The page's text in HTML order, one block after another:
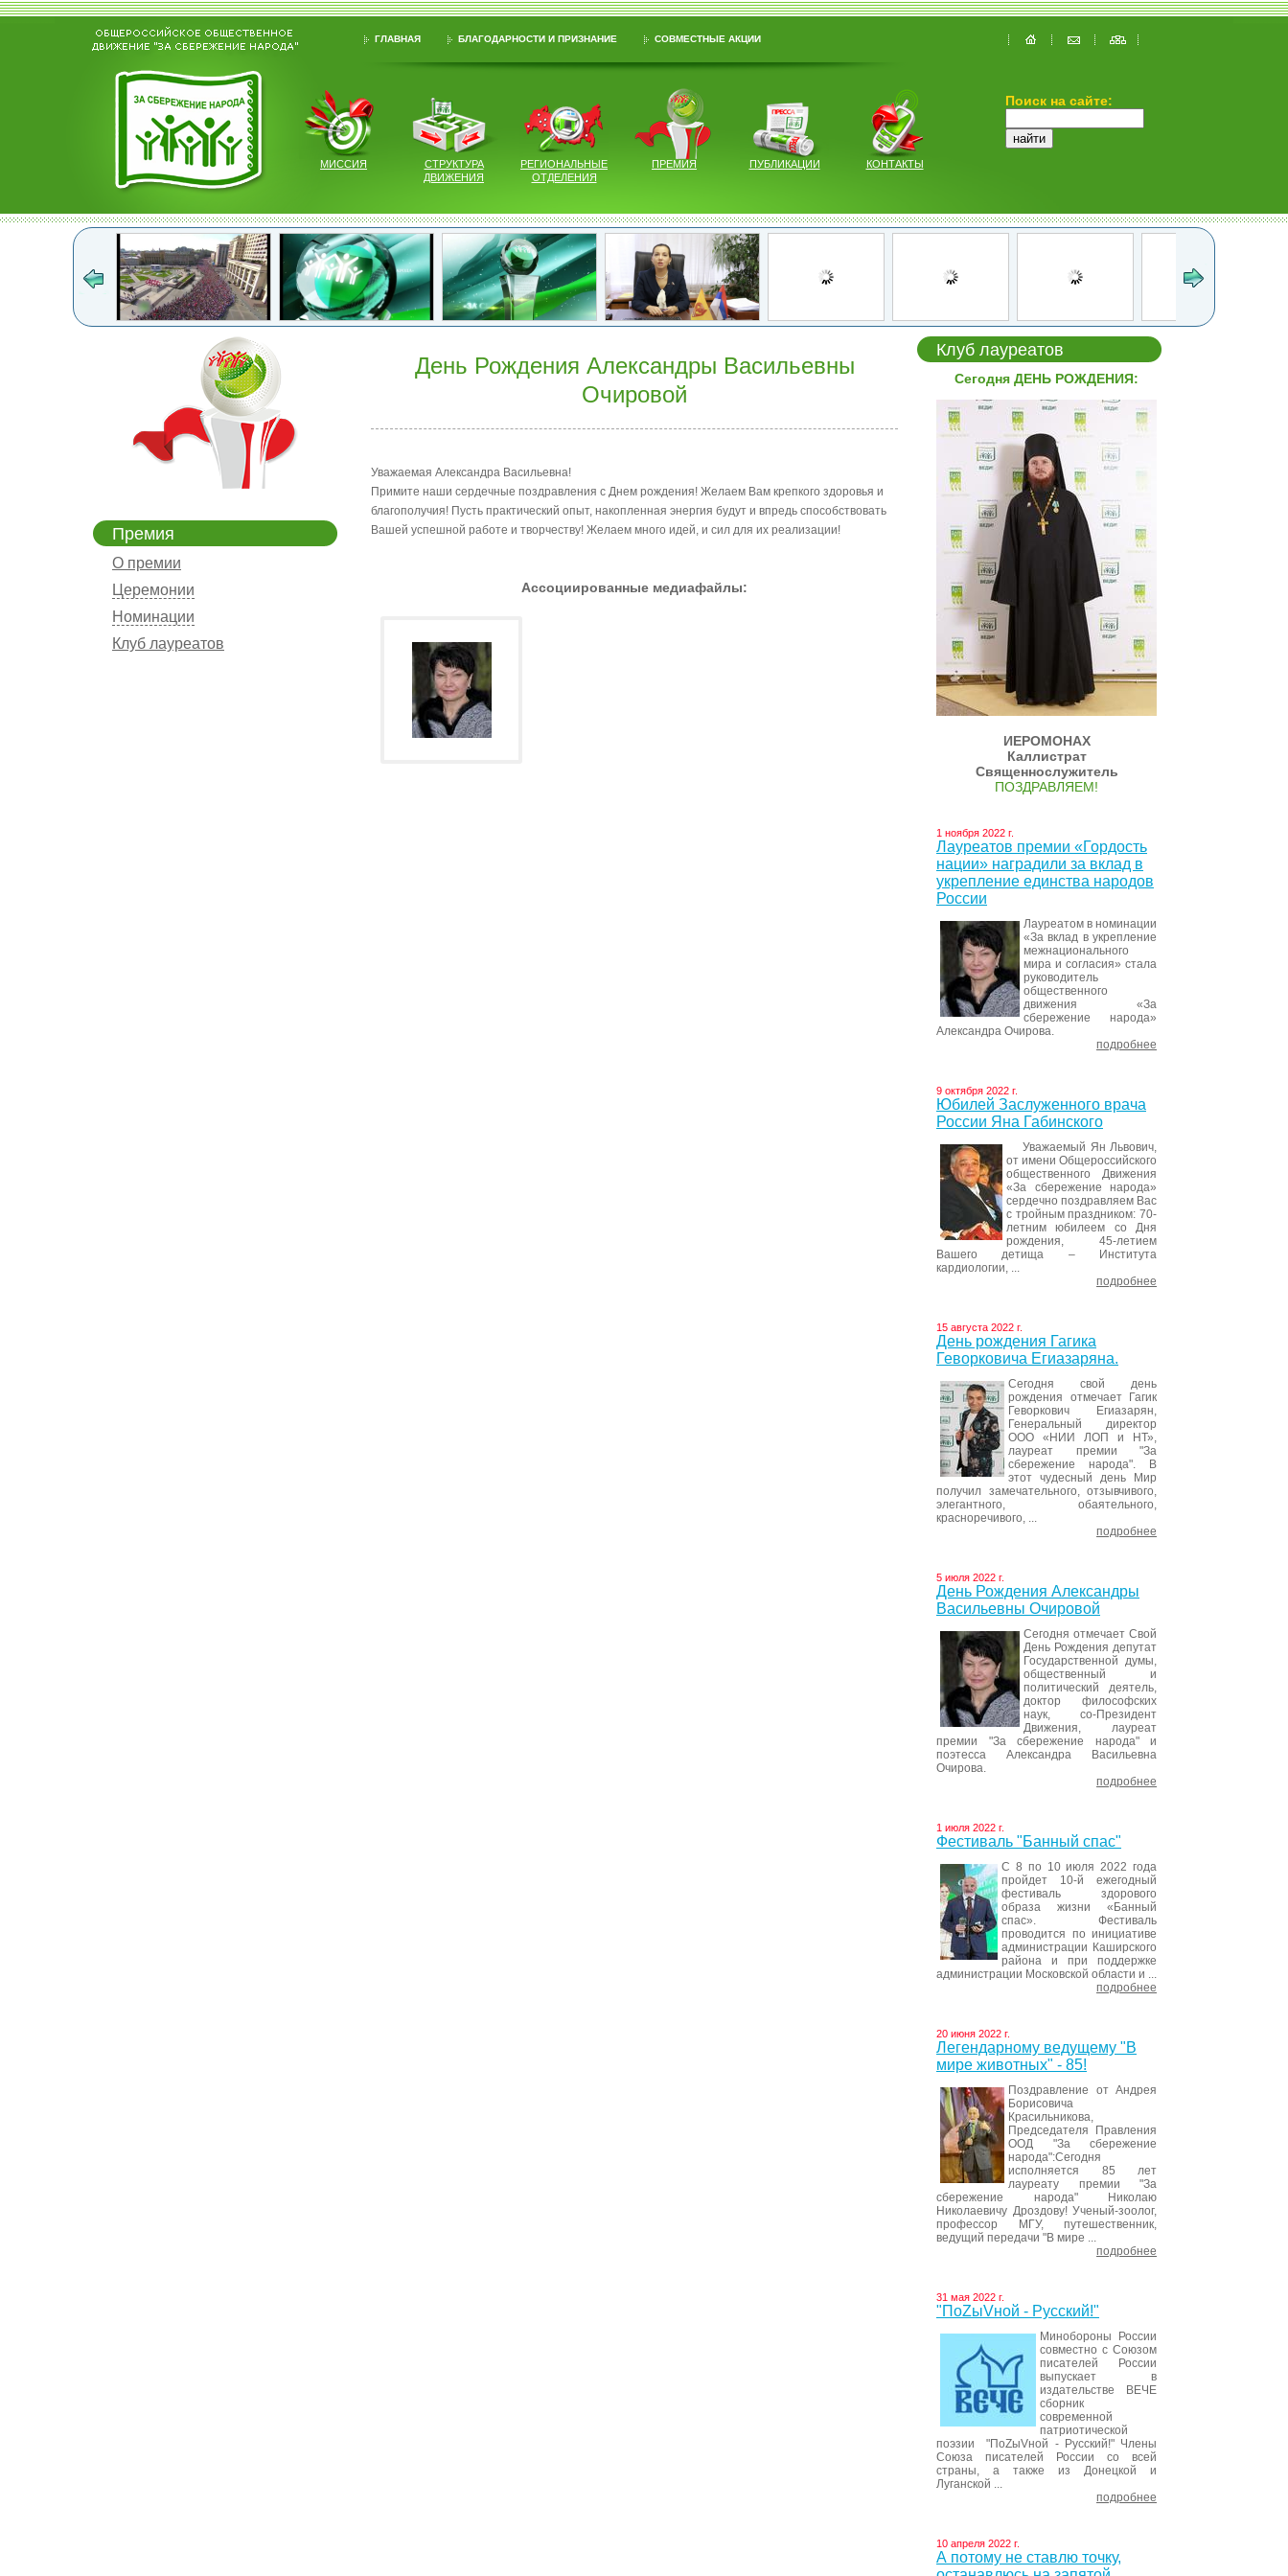
ГЛАВНАЯ БЛАГОДАРНОСТИ И ПРИЗНАНИЕ СОВМЕСТНЫЕ АКЦИИ
МИССИЯ
СТРУКТУРА
ДВИЖЕНИЯ
РЕГИОНАЛЬНЫЕ
ОТДЕЛЕНИЯ
ПРЕМИЯ ПУБЛИКАЦИИ КОНТАКТЫ
Поиск на сайте:
Премия
О премии
Церемонии
Номинации
Клуб лауреатов
День Рождения Александры Васильевны
Очировой
Уважаемая Александра Васильевна!
Примите наши сердечные поздравления с Днем рождения! Желаем Вам крепкого здоровья и
благополучия! Пусть практический опыт, накопленная энергия будут и впредь способствовать
Вашей успешной работе и творчеству! Желаем много идей, и сил для их реализации!
Ассоциированные медиафайлы:
Клуб лауреатов
Сегодня ДЕНЬ РОЖДЕНИЯ:
ИЕРОМОНАХ
Каллистрат
Священнослужитель
ПОЗДРАВЛЯЕМ!
1 ноября 2022 г.
Лауреатов премии «Гордость
нации» наградили за вклад в
укрепление единства народов
России
Лауреатом в номинации
«За вклад в укрепление
межнационального
мира и согласия» стала
руководитель
общественного
движения «За
сбережение народа»
Александра Очирова.
подробнее
9 октября 2022 г.
Юбилей Заслуженного врача
России Яна Габинского
Уважаемый Ян Львович,
от имени Общероссийского
общественного Движения
«За сбережение народа»
сердечно поздравляем Вас
с тройным праздником: 70-
летним юбилеем со Дня
рождения, 45-летием
Вашего детища – Института
кардиологии, ...
подробнее
15 августа 2022 г.
День рождения Гагика
Геворковича Егиазаряна.
Сегодня свой день
рождения отмечает Гагик
Геворкович Егиазарян,
Генеральный директор
ООО «НИИ ЛОП и НТ»,
лауреат премии "За
сбережение народа". В
этот чудесный день Мир
получил замечательного, отзывчивого,
элегантного, обаятельного,
красноречивого, ...
подробнее
5 июля 2022 г.
День Рождения Александры
Васильевны Очировой
Сегодня отмечает Свой
День Рождения депутат
Государственной думы,
общественный и
политический деятель,
доктор философских
наук, со-Президент
Движения, лауреат
премии "За сбережение народа" и
поэтесса Александра Васильевна
Очирова.
подробнее
1 июля 2022 г.
Фестиваль "Банный спас"
С 8 по 10 июля 2022 года
пройдет 10-й ежегодный
фестиваль здорового
образа жизни «Банный
спас». Фестиваль
проводится по инициативе
администрации Каширского
района и при поддержке
администрации Московской области и ...
подробнее
20 июня 2022 г.
Легендарному ведущему "В
мире животных" - 85!
Поздравление от Андрея
Борисовича
Красильникова,
Председателя Правления
ООД "За сбережение
народа":Сегодня
исполняется 85 лет
лауреату премии "За
сбережение народа" Николаю
Николаевичу Дроздову! Ученый-зоолог,
профессор МГУ, путешественник,
ведущий передачи "В мире ...
подробнее
31 мая 2022 г.
"ПоZыVной - Русский!"
Минобороны России
совместно с Союзом
писателей России
выпускает в
издательстве ВЕЧЕ
сборник
современной
патриотической
поэзии "ПоZыVной - Русский!" Члены
Союза писателей России со всей
страны, а также из Донецкой и
Луганской ...
подробнее
10 апреля 2022 г.
А потому не ставлю точку,